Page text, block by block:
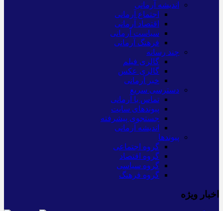
اندیشه آرمانی
اجتماع آرمانی
اقتصاد آرمانی
سیاست آرمانی
فرهنگ آرمانی
چند رسانه
گالری فیلم
گالری عکس
خبر آرمانی
دسترسی سریع
تماس با آرمانی
پیوندهای سایت
جستجوی پیشرفته
اندیشه آرمانی
پیوندها
گروه اجتماعی
گروه اقتصاد
گروه سیاسی
گروه فرهنگ
اخبار ویژه